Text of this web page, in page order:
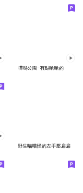
喵嗚公園−有點嗆嗆的
野生喵喵怪的左手壓扁扁